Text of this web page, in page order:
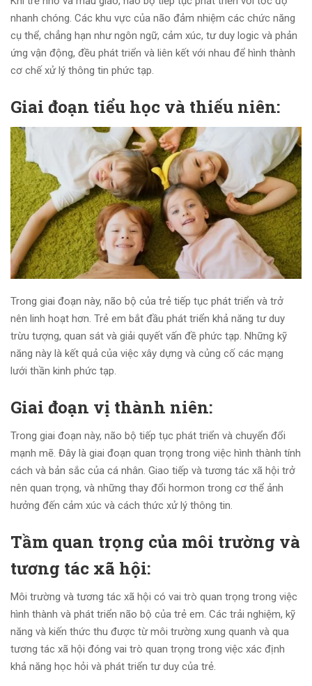
nhanh chóng. Các khu vực của não đảm nhiệm các chức năng
cụ thể, chẳng hạn như ngôn ngữ, cảm xúc, tư duy logic và phản
ứng vận động, đều phát triển và liên kết với nhau để hình thành
cơ chế xử lý thông tin phức tạp.
Giai đoạn tiểu học và thiếu niên:
Trong giai đoạn này, não bộ của trẻ tiếp tục phát triển và trở
nên linh hoạt hơn. Trẻ em bắt đầu phát triển khả năng tư duy
trừu tượng, quan sát và giải quyết vấn đề phức tạp. Những kỹ
năng này là kết quả của việc xây dựng và củng cố các mạng
lưới thần kinh phức tạp.
Giai đoạn vị thành niên:
Trong giai đoạn này, não bộ tiếp tục phát triển và chuyển đổi
mạnh mẽ. Đây là giai đoạn quan trọng trong việc hình thành tính
cách và bản sắc của cá nhân. Giao tiếp và tương tác xã hội trở
nên quan trọng, và những thay đổi hormon trong cơ thể ảnh
hưởng đến cảm xúc và cách thức xử lý thông tin.
Tầm quan trọng của môi trường và
tương tác xã hội:
Môi trường và tương tác xã hội có vai trò quan trọng trong việc
hình thành và phát triển não bộ của trẻ em. Các trải nghiệm, kỹ
năng và kiến thức thu được từ môi trường xung quanh và qua
tương tác xã hội đóng vai trò quan trọng trong việc xác định
khả năng học hỏi và phát triển tư duy của trẻ.